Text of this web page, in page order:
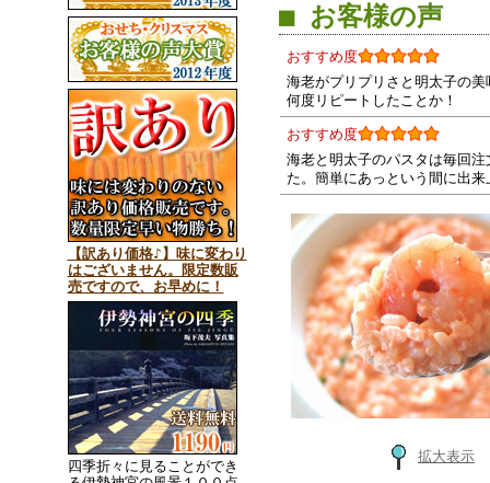
【訳あり価格♪】味に変わり
はございません。限定数販
売ですので、お早めに！
四季折々に見ることができ
■ お客様の声
おすすめ度
海老がプリプリさと明太子の
何度リピートしたことか！
おすすめ度
海老と明太子のパスタは毎回
た。簡単にあっという間に出
拡大表示